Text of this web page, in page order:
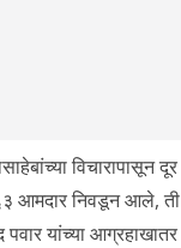
आमदार निवडून आले, ती
यांच्या